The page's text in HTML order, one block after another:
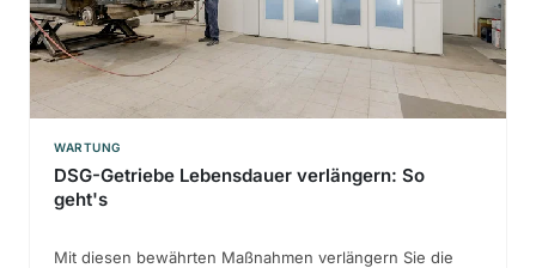
WARTUNG
DSG-Getriebe Lebensdauer verlängern: So
geht's
Mit diesen bewährten Maßnahmen verlängern Sie die